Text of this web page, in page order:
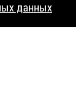
данных